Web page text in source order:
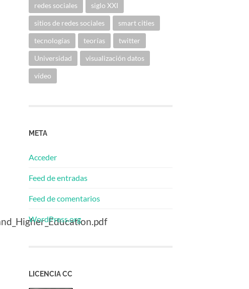
redes sociales siglo XXI
sitios de redes sociales smart cities
tecnologías teorías twitter
Universidad visualización datos
vídeo
META
Acceder
Feed de entradas
Feed de comentarios
WordPress.org
LICENCIA CC